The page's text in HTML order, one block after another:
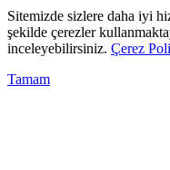
Sitemizde sizlere daha iyi
şekilde çerezler
inceleyebilirsiniz. Çerez
Tamam